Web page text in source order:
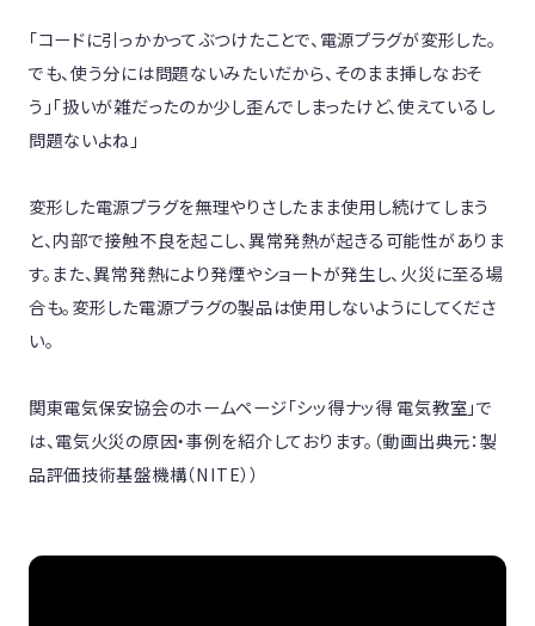
「コードに引っかかってぶつけたことで、電源プラグが変形した。
でも、使う分には問題ないみたいだから、そのまま挿しなおそ
う」「扱いが雑だったのか少し歪んでしまったけど、使えているし
問題ないよね」
変形した電源プラグを無理やりさしたまま使用し続けてしまう
と、内部で接触不良を起こし、異常発熱が起きる可能性がありま
す。また、異常発熱により発煙やショートが発生し、火災に至る場
合も。変形した電源プラグの製品は使用しないようにしてくださ
い。
関東電気保安協会のホームページ「シッ得ナッ得 電気教室」で
は、電気火災の原因・事例を紹介しております。（動画出典元：製
品評価技術基盤機構（NITE））